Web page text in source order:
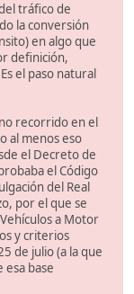
tráfico de
la conversión
en algo que
definición,
el paso natural
recorrido en el
al menos eso
el Decreto de
el Código
del Real
por el que se
a Motor
y criterios
de julio (a la que
esa base